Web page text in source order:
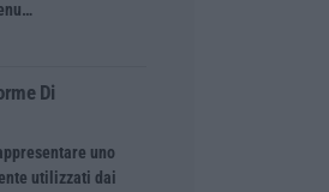
Di
uno
utilizzati dai